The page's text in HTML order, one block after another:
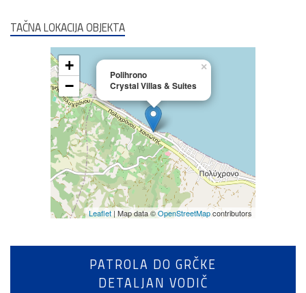
TAČNA LOKACIJA OBJEKTA
Polihrono
Crystal Villas & Suites
×
+
−
Leaflet | Map data ©OpenStreetMapcontributors
PATROLA DO GRČKE
DETALJAN VODIČ